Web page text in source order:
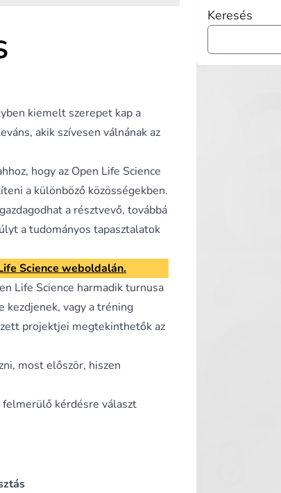
kiemelt szerepet kap a
akik szívesen válnának az
hogy az Open Life Science
a különböző közösségekben.
a résztvevő, továbbá
a tudományos tapasztalatok
Science weboldalán.
Life Science harmadik turnusa
kezdjenek, vagy a tréning
projektjei megtekinthetők az
most először, hiszen
kérdésre választ
Keresés